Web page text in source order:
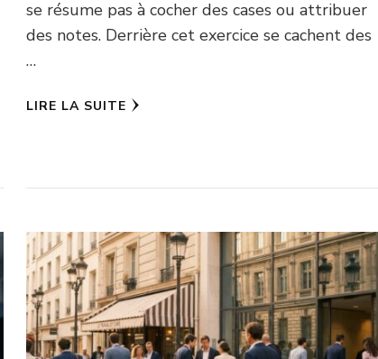
se résume pas à cocher des cases ou attribuer
des notes. Derrière cet exercice se cachent des
…
LIRE LA SUITE